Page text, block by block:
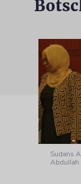
Sudans
Abdullah